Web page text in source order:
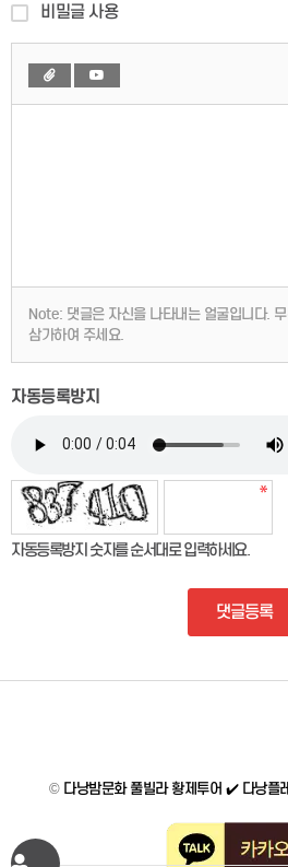
비밀글 사용
Note: 댓글은 자신을 나타내는 얼굴입니다.
삼가하여 주세요.
자동등록방지
자동등록방지 숫자를 순서대로 입력하세요.
댓글등록
© 다낭밤문화 풀빌라 황제투어 ✔️ 다낭플